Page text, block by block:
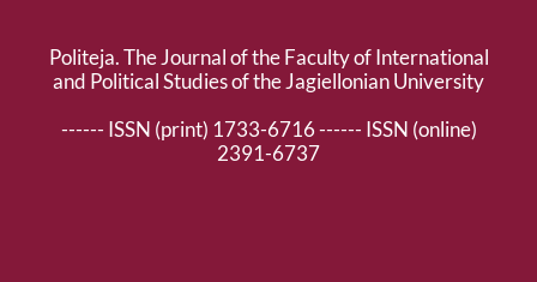
Politeja. The Journal of the Faculty of International
and Political Studies of the Jagiellonian University
------ ISSN (print) 1733-6716 ------ ISSN (online)
2391-6737